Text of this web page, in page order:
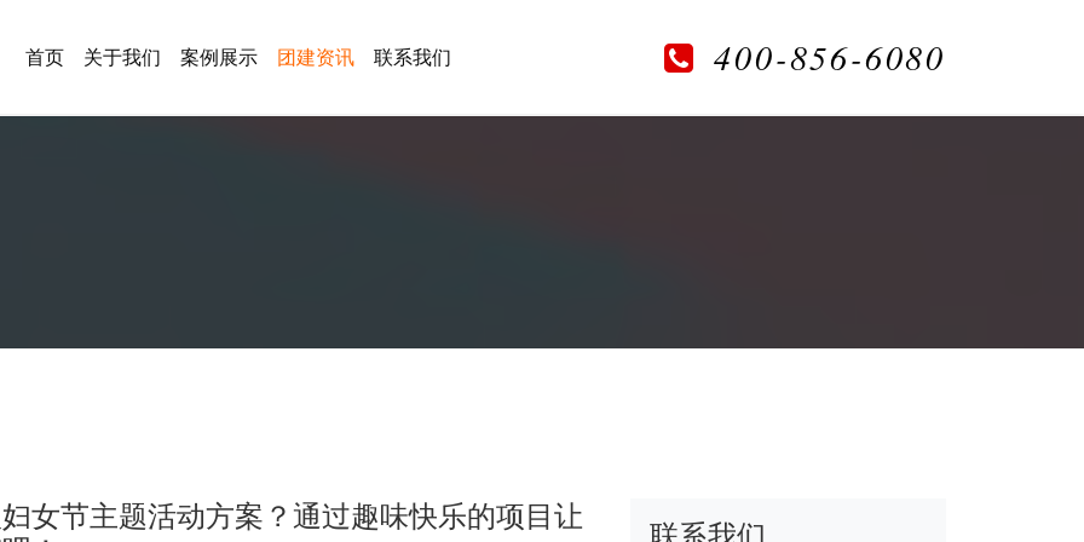
首页 关于我们 案例展示 团建资讯 联系我们 400-856-6080
女节主题活动方案？通过趣味快乐的项目让